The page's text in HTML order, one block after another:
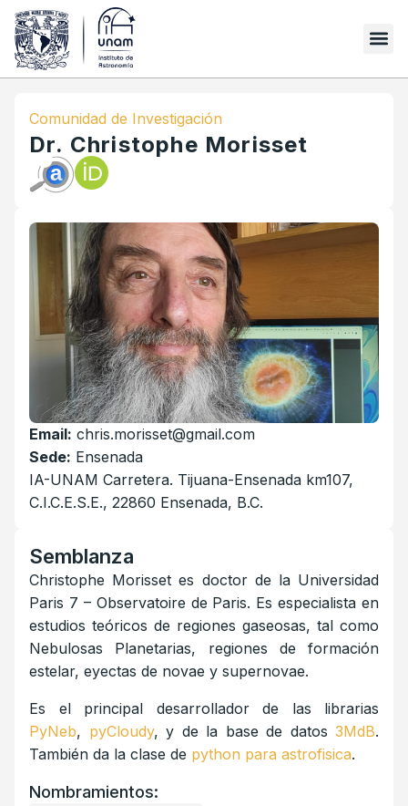
Comunidad de Investigación
Dr. Christophe Morisset
Email: chris.morisset@gmail.com
Sede: Ensenada
IA-UNAM Carretera. Tijuana-Ensenada km107,
C.I.C.E.S.E., 22860 Ensenada, B.C.
Semblanza
Christophe Morisset es doctor de la Universidad
Paris 7 – Observatoire de Paris. Es especialista en
estudios teóricos de regiones gaseosas, tal como
Nebulosas Planetarias, regiones de formación
estelar, eyectas de novae y supernovae.
Es el principal desarrollador de las librarias
PyNeb, pyCloudy, y de la base de datos 3MdB.
También da la clase de python para astrofisica.
Nombramientos: